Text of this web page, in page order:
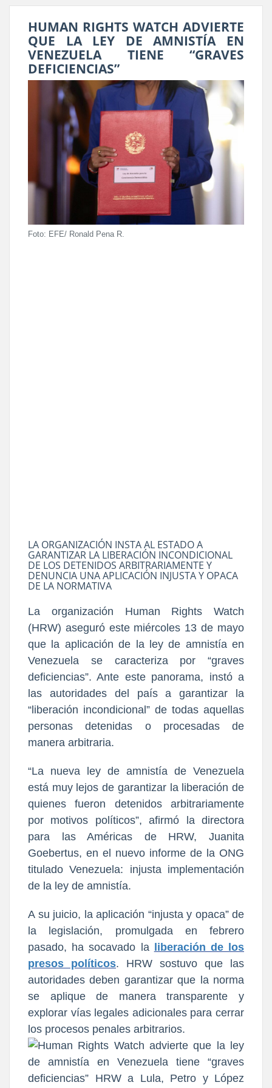
HUMAN RIGHTS WATCH ADVIERTE
QUE LA LEY DE AMNISTÍA EN
VENEZUELA TIENE “GRAVES
DEFICIENCIAS”
Foto: EFE/ Ronald Pena R.
LA ORGANIZACIÓN INSTA AL ESTADO A
GARANTIZAR LA LIBERACIÓN INCONDICIONAL
DE LOS DETENIDOS ARBITRARIAMENTE Y
DENUNCIA UNA APLICACIÓN INJUSTA Y OPACA
DE LA NORMATIVA
La organización Human Rights Watch
(HRW) aseguró este miércoles 13 de mayo
que la aplicación de la ley de amnistía en
Venezuela se caracteriza por “graves
deficiencias”. Ante este panorama, instó a
las autoridades del país a garantizar la
“liberación incondicional” de todas aquellas
personas detenidas o procesadas de
manera arbitraria.
“La nueva ley de amnistía de Venezuela
está muy lejos de garantizar la liberación de
quienes fueron detenidos arbitrariamente
por motivos políticos”, afirmó la directora
para las Américas de HRW, Juanita
Goebertus, en el nuevo informe de la ONG
titulado Venezuela: injusta implementación
de la ley de amnistía.
A su juicio, la aplicación “injusta y opaca” de
la legislación, promulgada en febrero
pasado, ha socavado la
liberación de los
presos políticos. HRW sostuvo que las
autoridades deben garantizar que la norma
se aplique de manera transparente y
explorar vías legales adicionales para cerrar
los procesos penales arbitrarios.